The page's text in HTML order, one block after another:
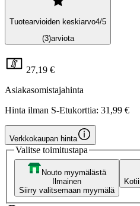
Tuotearvioiden keskiarvo4/5
(3)arviota
27,19 €
Asiakasomistajahinta
Hinta ilman S-Etukorttia: 31,99 €
Verkkokaupan hinta
Valitse toimitustapa
Nouto myymälästä
Ilmainen
Siirry valitsemaan myymälä